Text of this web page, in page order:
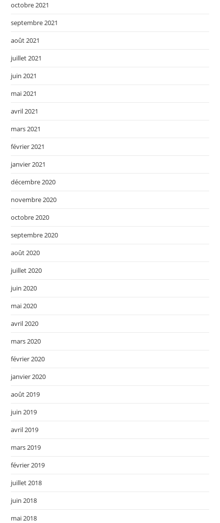
octobre 2021
septembre 2021
août 2021
juillet 2021
juin 2021
mai 2021
avril 2021
mars 2021
février 2021
janvier 2021
décembre 2020
novembre 2020
octobre 2020
septembre 2020
août 2020
juillet 2020
juin 2020
mai 2020
avril 2020
mars 2020
février 2020
janvier 2020
août 2019
juin 2019
avril 2019
mars 2019
février 2019
juillet 2018
juin 2018
mai 2018